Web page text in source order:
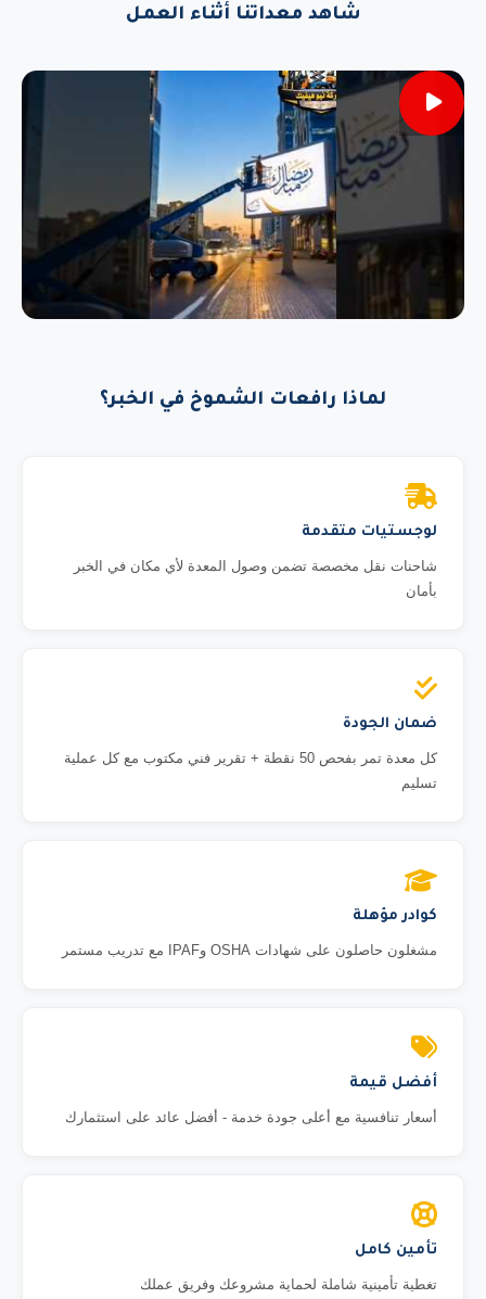
شاهد معداتنا أثناء العمل
لماذا رافعات الشموخ في الخبر؟
لوجستيات متقدمة
شاحنات نقل مخصصة تضمن وصول المعدة لأي مكان في الخبر
بأمان
ضمان الجودة
كل معدة تمر بفحص 50 نقطة + تقرير فني مكتوب مع كل عملية
تسليم
كوادر مؤهلة
مشغلون حاصلون على شهادات OSHA وIPAF مع تدريب مستمر
أفضل قيمة
أسعار تنافسية مع أعلى جودة خدمة - أفضل عائد على استثمارك
تأمين كامل
تغطية تأمينية شاملة لحماية مشروعك وفريق عملك